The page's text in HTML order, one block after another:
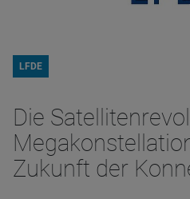
LFDE
Die
Zukunft der